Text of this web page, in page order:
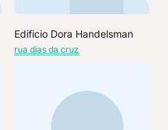
Edificio Dora Handelsman
rua dias da cruz